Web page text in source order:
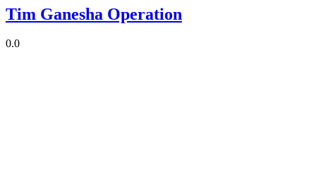
Tim Ganesha Operation
0.0